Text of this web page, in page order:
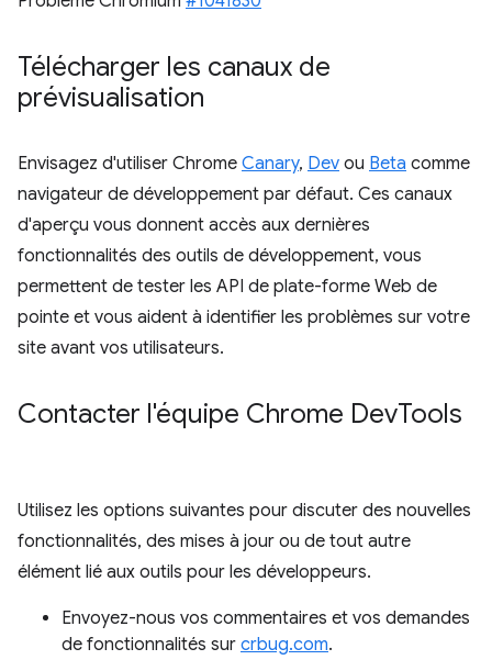
Télécharger les canaux de
prévisualisation
Envisagez d'utiliser Chrome Canary, Dev ou Beta comme
navigateur de développement par défaut. Ces canaux
d'aperçu vous donnent accès aux dernières
fonctionnalités des outils de développement, vous
permettent de tester les API de plate-forme Web de
pointe et vous aident à identifier les problèmes sur votre
site avant vos utilisateurs.
Contacter l'équipe Chrome DevTools
Utilisez les options suivantes pour discuter des nouvelles
fonctionnalités, des mises à jour ou de tout autre
élément lié aux outils pour les développeurs.
Envoyez-nous vos commentaires et vos demandes
de fonctionnalités sur crbug.com.